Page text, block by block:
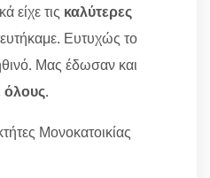
είχε τις καλύτερες
Ευτυχώς το
Μας έδωσαν και
.
Μονοκατοικίας